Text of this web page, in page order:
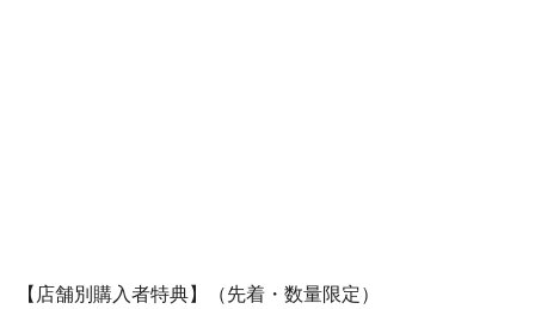
【店舗別購入者特典】（先着・数量限定）